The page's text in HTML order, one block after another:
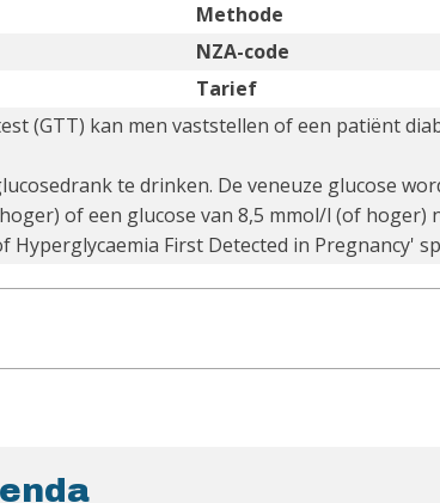
Methode
NZA-code
Tarief
(GTT) kan men vaststellen of een patiënt
te drinken. De veneuze glucose
of een glucose van 8,5 mmol/l (of
Hyperglycaemia First Detected in Pregnancy'